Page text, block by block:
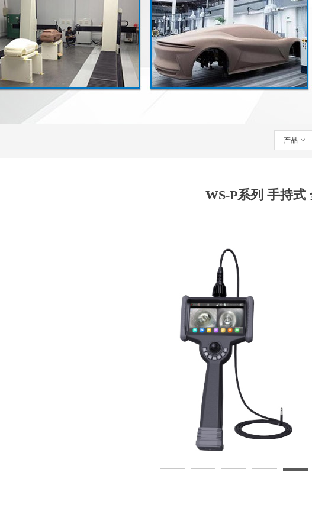
产品 ꀁ
WS-P系列 手持式